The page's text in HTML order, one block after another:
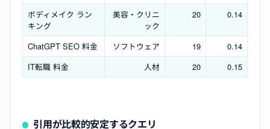
ボディメイク ラン
キング
美容・クリニ
ック
20 0.14
ChatGPT SEO 料金 ソフトウェア 19
0.14
IT転職 料金
人材 20 0.15
引用が比較的安定するクエリ